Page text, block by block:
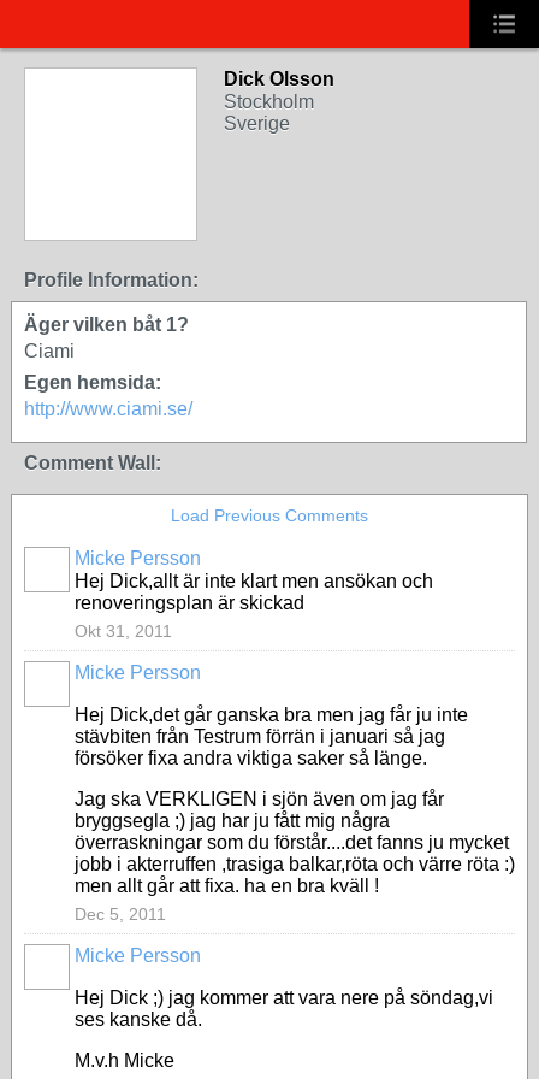
Dick Olsson
Stockholm
Sverige
Profile Information:
Äger vilken båt 1?
Ciami
Egen hemsida:
http://www.ciami.se/
Comment Wall:
Load Previous Comments
Micke Persson
Hej Dick,allt är inte klart men ansökan och
renoveringsplan är skickad
Okt 31, 2011
Micke Persson
Hej Dick,det går ganska bra men jag får ju inte
stävbiten från Testrum förrän i januari så jag
försöker fixa andra viktiga saker så länge.
Jag ska VERKLIGEN i sjön även om jag får
bryggsegla ;) jag har ju fått mig några
överraskningar som du förstår....det fanns ju mycket
jobb i akterruffen ,trasiga balkar,röta och värre röta :)
men allt går att fixa. ha en bra kväll !
Dec 5, 2011
Micke Persson
Hej Dick ;) jag kommer att vara nere på söndag,vi
ses kanske då.
M.v.h Micke